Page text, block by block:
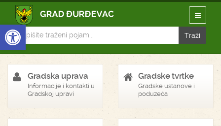
Open toolbar
Gradska uprava
Informacije i kontakti u
Gradskoj upravi
Gradske tvrtke
Gradske ustanove i
poduzeća